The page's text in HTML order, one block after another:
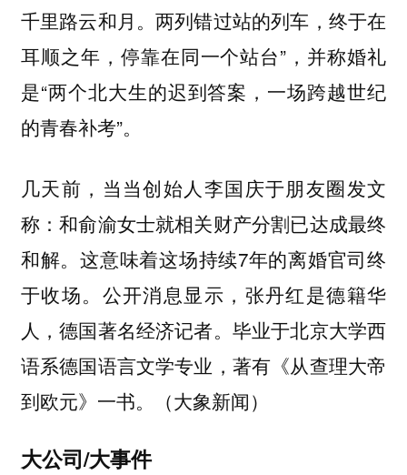
千里路云和月。两列错过站的列车，终于在
耳顺之年，停靠在同一个站台”，并称婚礼
是“两个北大生的迟到答案，一场跨越世纪
的青春补考”。
几天前，当当创始人李国庆于朋友圈发文
称：和俞渝女士就相关财产分割已达成最终
和解。这意味着这场持续7年的离婚官司终
于收场。公开消息显示，张丹红是德籍华
人，德国著名经济记者。毕业于北京大学西
语系德国语言文学专业，著有《从查理大帝
到欧元》一书。（大象新闻）
大公司/大事件